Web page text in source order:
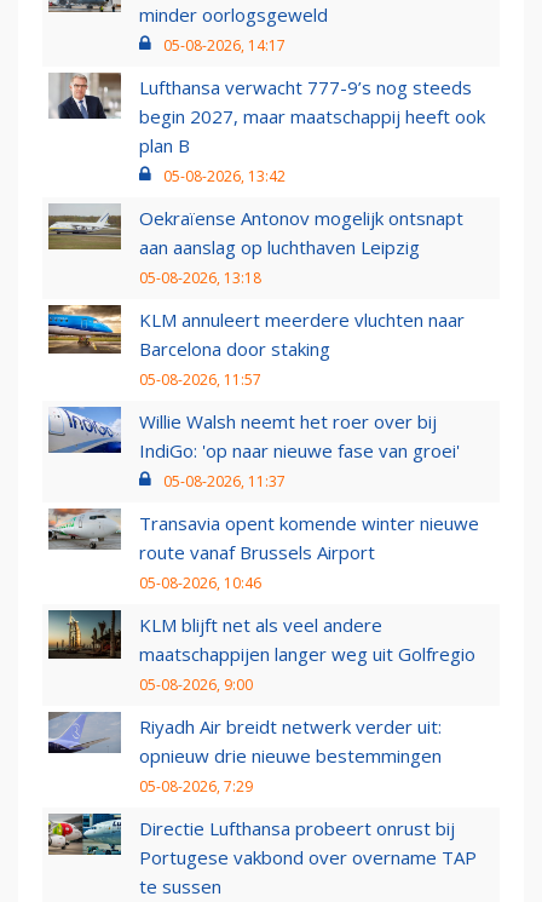
minder oorlogsgeweld
05-08-2026, 14:17
Lufthansa verwacht 777-9’s nog steeds
begin 2027, maar maatschappij heeft ook
plan B
05-08-2026, 13:42
Oekraïense Antonov mogelijk ontsnapt
aan aanslag op luchthaven Leipzig
05-08-2026, 13:18
KLM annuleert meerdere vluchten naar
Barcelona door staking
05-08-2026, 11:57
Willie Walsh neemt het roer over bij
IndiGo: 'op naar nieuwe fase van groei'
05-08-2026, 11:37
Transavia opent komende winter nieuwe
route vanaf Brussels Airport
05-08-2026, 10:46
KLM blijft net als veel andere
maatschappijen langer weg uit Golfregio
05-08-2026, 9:00
Riyadh Air breidt netwerk verder uit:
opnieuw drie nieuwe bestemmingen
05-08-2026, 7:29
Directie Lufthansa probeert onrust bij
Portugese vakbond over overname TAP
te sussen